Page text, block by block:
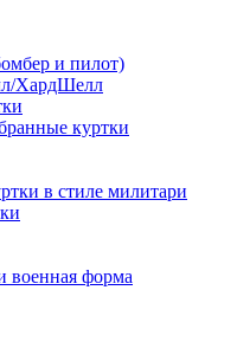
и пилот)
ХардШелл
куртки
в стиле милитари
военная форма